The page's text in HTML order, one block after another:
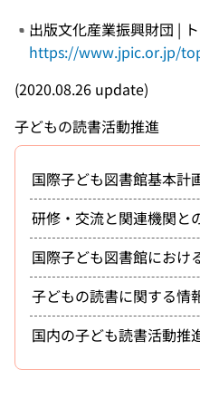
出版文化産業振興財団 |
https://www.jpic.or.jp/
(2020.08.26 update)
子どもの読書活動推進
国際子ども図書館基本計
研修・交流と関連機関と
国際子ども図書館におけ
子どもの読書に関する情
国内の子ども読書活動推